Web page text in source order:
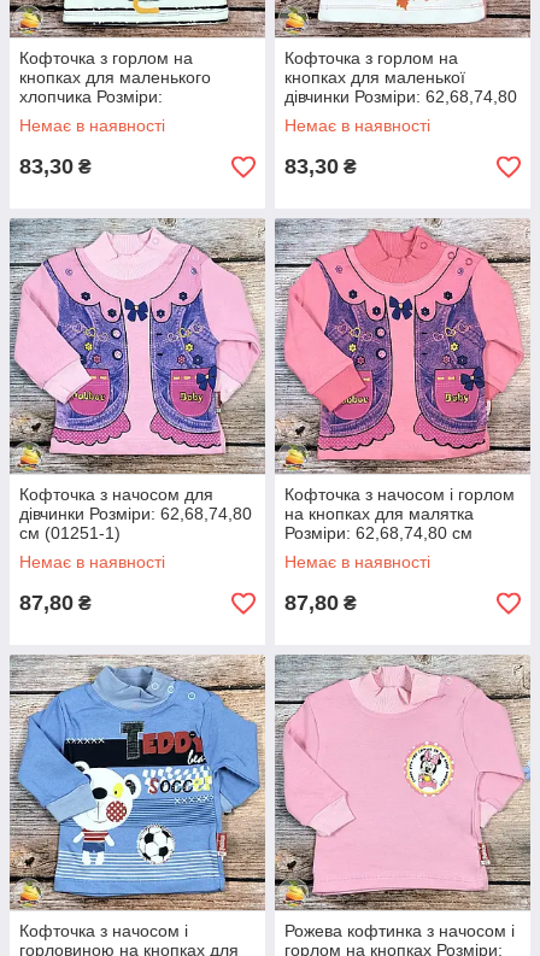
Кофточка з горлом на
кнопках для маленького
хлопчика Розміри:
62,68,74,80 см (01249)
Немає в наявності
83,30 ₴
Кофточка з горлом на
кнопках для маленької
дівчинки Розміри: 62,68,74,80
см (01250)
Немає в наявності
83,30 ₴
Кофточка з начосом для
дівчинки Розміри: 62,68,74,80
см (01251-1)
Немає в наявності
87,80 ₴
Кофточка з начосом і горлом
на кнопках для малятка
Розміри: 62,68,74,80 см
(01251-2)
Немає в наявності
87,80 ₴
Кофточка з начосом і
горловиною на кнопках для
Рожева кофтинка з начосом і
горлом на кнопках Розміри: